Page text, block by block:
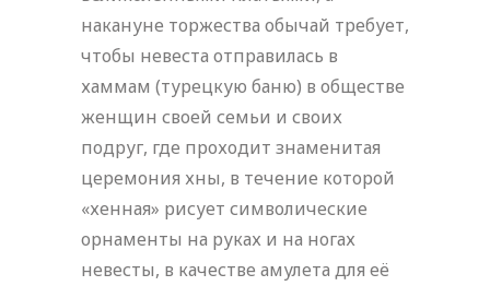
накануне торжества обычай требует,
чтобы невеста отправилась в
хаммам (турецкую баню) в обществе
женщин своей семьи и своих
подруг, где проходит знаменитая
церемония хны, в течение которой
«хенная» рисует символические
орнаменты на руках и на ногах
невесты, в качестве амулета для её